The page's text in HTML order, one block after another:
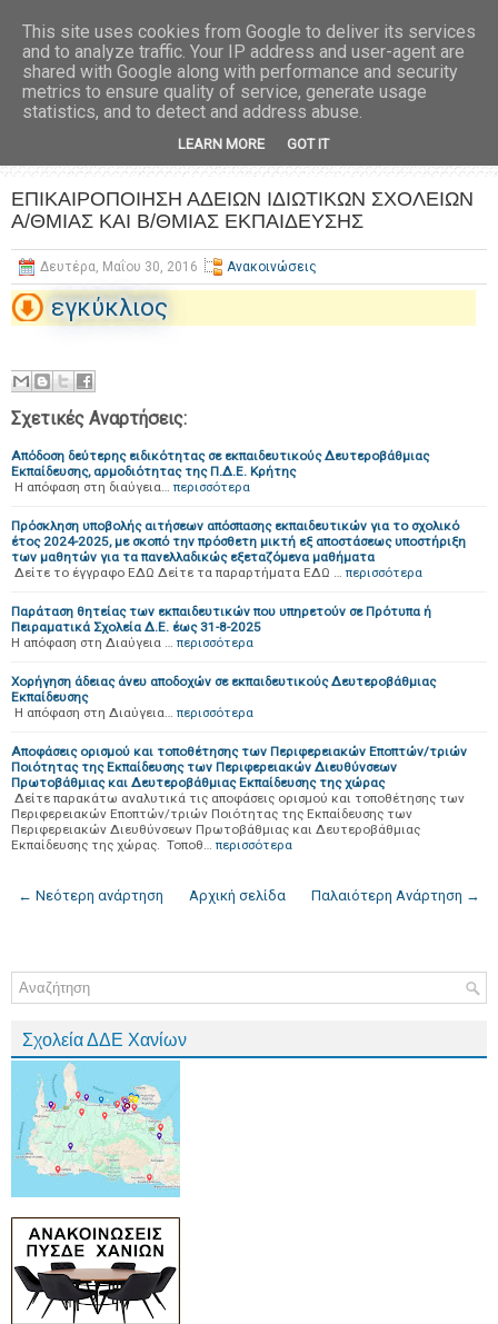
ΕΠΙΚΑΙΡΟΠΟΙΗΣΗ ΑΔΕΙΩΝ ΙΔΙΩΤΙΚΩΝ ΣΧΟΛΕΙΩΝ
Α/ΘΜΙΑΣ ΚΑΙ Β/ΘΜΙΑΣ ΕΚΠΑΙΔΕΥΣΗΣ
Δευτέρα, Μαΐου 30, 2016 Ανακοινώσεις
εγκύκλιος
Σχετικές Αναρτήσεις:
Απόδοση δεύτερης ειδικότητας σε εκπαιδευτικούς Δευτεροβάθμιας
Εκπαίδευσης, αρμοδιότητας της Π.Δ.Ε. Κρήτης
Η απόφαση στη διαύγεια… περισσότερα
Πρόσκληση υποβολής αιτήσεων απόσπασης εκπαιδευτικών για το σχολικό
έτος 2024-2025, με σκοπό την πρόσθετη μικτή εξ αποστάσεως υποστήριξη
των μαθητών για τα πανελλαδικώς εξεταζόμενα μαθήματα
Δείτε το έγγραφο ΕΔΩ Δείτε τα παραρτήματα ΕΔΩ … περισσότερα
Παράταση θητείας των εκπαιδευτικών που υπηρετούν σε Πρότυπα ή
Πειραματικά Σχολεία Δ.Ε. έως 31-8-2025
H απόφαση στη Διαύγεια … περισσότερα
Χορήγηση άδειας άνευ αποδοχών σε εκπαιδευτικούς Δευτεροβάθμιας
Εκπαίδευσης
Η απόφαση στη Διαύγεια… περισσότερα
Αποφάσεις ορισμού και τοποθέτησης των Περιφερειακών Εποπτών/τριών
Ποιότητας της Εκπαίδευσης των Περιφερειακών Διευθύνσεων
Πρωτοβάθμιας και Δευτεροβάθμιας Εκπαίδευσης της χώρας
Δείτε παρακάτω αναλυτικά τις αποφάσεις ορισμού και τοποθέτησης των
Περιφερειακών Εποπτών/τριών Ποιότητας της Εκπαίδευσης των
Περιφερειακών Διευθύνσεων Πρωτοβάθμιας και Δευτεροβάθμιας
Εκπαίδευσης της χώρας. Τοποθ… περισσότερα
← Νεότερη ανάρτηση Παλαιότερη Ανάρτηση →
Αρχική σελίδα
Σχολεία ΔΔΕ Χανίων
This site uses cookies from Google to deliver its services
and to analyze traffic. Your IP address and user-agent are
shared with Google along with performance and security
metrics to ensure quality of service, generate usage
statistics, and to detect and address abuse.
LEARN MORE GOT IT